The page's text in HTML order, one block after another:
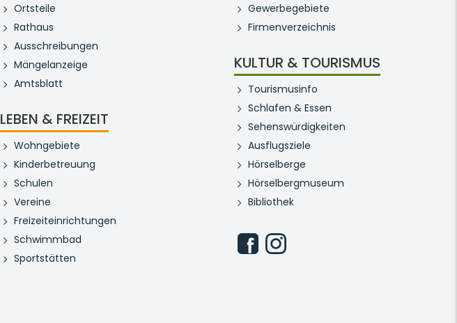
Ortsteile
Rathaus
Ausschreibungen
Mängelanzeige
Amtsblatt
LEBEN & FREIZEIT
Wohngebiete
Kinderbetreuung
Schulen
Vereine
Freizeiteinrichtungen
Schwimmbad
Sportstätten
Gewerbegebiete
Firmenverzeichnis
KULTUR & TOURISMUS
Tourismusinfo
Schlafen & Essen
Sehenswürdigkeiten
Ausflugsziele
Hörselberge
Hörselbergmuseum
Bibliothek